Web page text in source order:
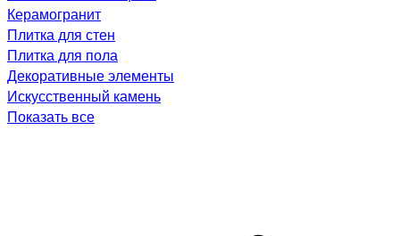
Керамогранит
Плитка для стен
Плитка для пола
Декоративные элементы
Искусственный камень
Показать все